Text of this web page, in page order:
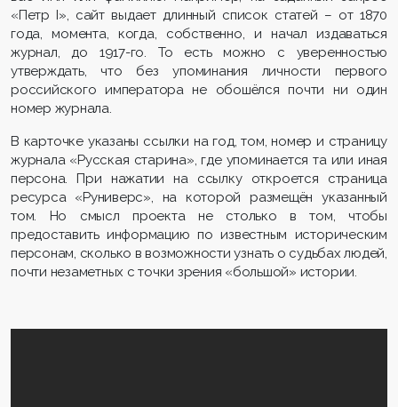
«Петр I», сайт выдает длинный список статей – от 1870
года, момента, когда, собственно, и начал издаваться
журнал, до 1917-го. То есть можно с уверенностью
утверждать, что без упоминания личности первого
российского императора не обошёлся почти ни один
номер журнала.
В карточке указаны ссылки на год, том, номер и страницу
журнала «Русская старина», где упоминается та или иная
персона. При нажатии на ссылку откроется страница
ресурса «Руниверс», на которой размещён указанный
том. Но смысл проекта не столько в том, чтобы
предоставить информацию по известным историческим
персонам, сколько в возможности узнать о судьбах людей,
почти незаметных с точки зрения «большой» истории.